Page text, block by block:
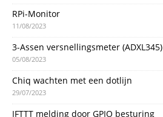
RPi-Monitor
11/08/2023
3-Assen versnellingsmeter (ADXL345)
05/08/2023
Chiq wachten met een dotlijn
29/07/2023
IFTTT melding door GPIO besturing